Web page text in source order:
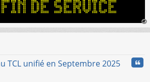
au
TCL unifié en Septembre 2025